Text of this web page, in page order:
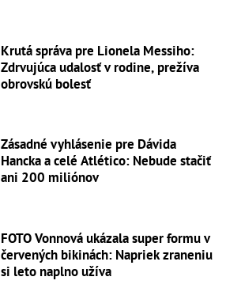
Krutá správa pre Lionela Messiho:
Zdrvujúca udalosť v rodine, prežíva
obrovskú bolesť
Zásadné vyhlásenie pre Dávida
Hancka a celé Atlético: Nebude stačiť
ani 200 miliónov
FOTO Vonnová ukázala super formu v
červených bikinách: Napriek zraneniu
si leto naplno užíva